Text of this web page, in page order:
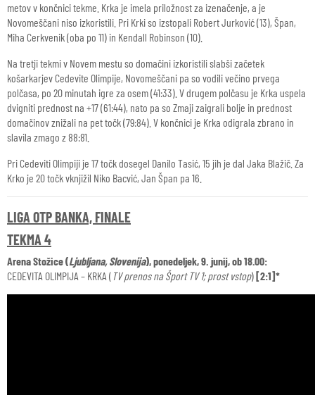
metov v končnici tekme. Krka je imela priložnost za izenačenje, a je
Novomeščani niso izkoristili. Pri Krki so izstopali Robert Jurković (13), Špan,
Miha Cerkvenik (oba po 11) in Kendall Robinson (10).
Na tretji tekmi v Novem mestu so domačini izkoristili slabši začetek
košarkarjev Cedevite Olimpije, Novomeščani pa so vodili večino prvega
polčasa, po 20 minutah igre za osem (41:33). V drugem polčasu je Krka uspela
dvigniti prednost na +17 (61:44), nato pa so Zmaji zaigrali bolje in prednost
domačinov znižali na pet točk (79:84). V končnici je Krka odigrala zbrano in
slavila zmago z 88:81.
Pri Cedeviti Olimpiji je 17 točk dosegel Danilo Tasić, 15 jih je dal Jaka Blažič. Za
Krko je 20 točk vknjižil Niko Bacvić, Jan Špan pa 16.
LIGA OTP BANKA, FINALE
TEKMA 4
Arena Stožice (Ljubljana, Slovenija), ponedeljek, 9. junij, ob 18.00:
CEDEVITA OLIMPIJA – KRKA ( TV prenos na Šport TV 1; prost vstop)[2:1]*